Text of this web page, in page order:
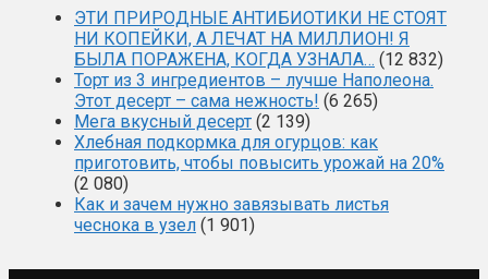
ЭТИ ПРИРОДНЫЕ АНТИБИОТИКИ НЕ СТОЯТ
НИ КОПЕЙКИ, А ЛЕЧАТ НА МИЛЛИОН! Я
БЫЛА ПОРАЖЕНА, КОГДА УЗНАЛА… (12 832)
Торт из 3 ингредиентов – лучше Наполеона.
Этот десерт – сама нежность! (6 265)
Мега вкусный десерт (2 139)
Хлебная подкормка для огурцов: как
приготовить, чтобы повысить урожай на 20%
(2 080)
Как и зачем нужно завязывать листья
чеснока в узел (1 901)